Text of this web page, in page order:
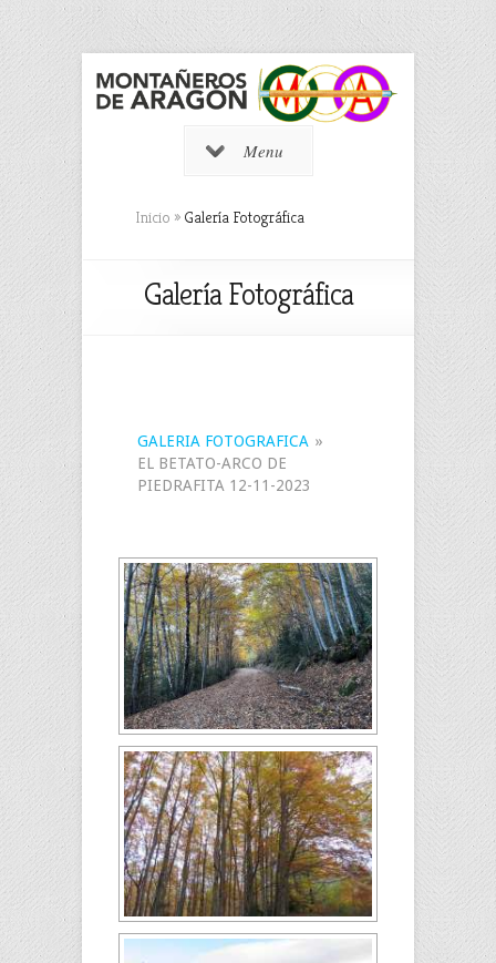
Menu
Inicio » Galería Fotográfica
Galería Fotográfica
GALERIA FOTOGRAFICA »
EL BETATO-ARCO DE
PIEDRAFITA 12-11-2023